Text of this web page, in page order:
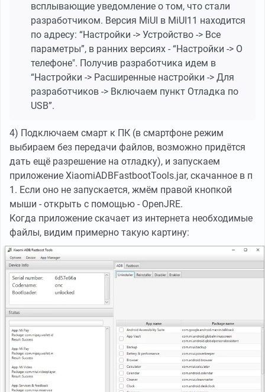
всплывающие уведомление о том, что стали
разработчиком. Версия MiUI в MiUI11 находится
по адресу: “Настройки -> Устройство -> Все
параметры”, в ранних версиях - “Настройки -> О
телефоне". Получив разработчика идем в
“Настройки -> Расширенные настройки -> Для
разработчиков -> Включаем пункт Отладка по
USB”.
4) Подключаем смарт к ПК (в смартфоне режим
выбираем без передачи файлов, возможно придётся
дать ещё разрешение на отладку), и запускаем
приложение XiaomiADBFastbootTools.jar, скачанное в п
1. Если оно не запускается, жмём правой кнопкой
мыши - открыть с помощью - OpenJRE.
Когда приложение скачает из интернета необходимые
файлы, видим примерно такую картину: